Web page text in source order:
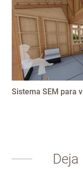
Sistema SEM para